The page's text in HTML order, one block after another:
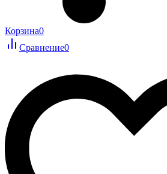
Корзина0
Сравнение0